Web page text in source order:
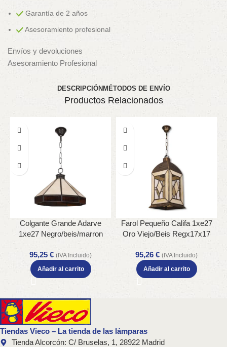
Garantía de 2 años
Asesoramiento profesional
Envíos y devoluciones
Asesoramiento Profesional
DESCRIPCIÓNMÉTODOS DE ENVÍO
Productos Relacionados
Colgante Grande Adarve
1xe27 Negro/beis/marron
95,25 € (IVA Incluido)
Añadir al carrito
Farol Pequeño Califa 1xe27
Oro Viejo/Beis Regx17x17
95,26 € (IVA Incluido)
Añadir al carrito
Tiendas Vieco – La tienda de las lámparas
Tienda Alcorcón: C/ Bruselas, 1, 28922 Madrid